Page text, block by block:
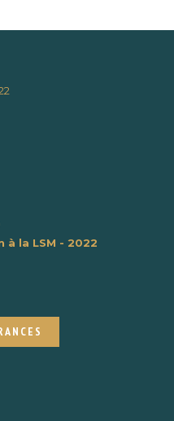
à la LSM - 2022